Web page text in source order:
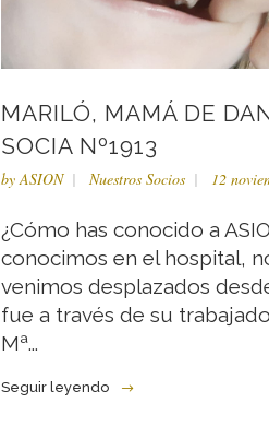
MARILÓ, MAMÁ DE
SOCIA Nº1913
byASION Nuestros Socios 12
¿Cómo has conocido a
conocimos en el hospital,
venimos desplazados
fue a través de su
Mª...
Seguir leyendo